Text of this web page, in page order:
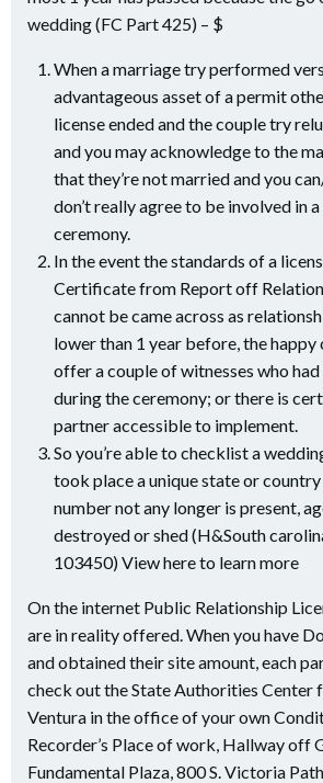
wedding (FC Part 425) – $
When a marriage try performed
advantageous asset of a permit
license ended and the couple try
and you may acknowledge to the
that they’re not married and you
don’t really agree to be involved in
ceremony.
In the event the standards of a
Certificate from Report off
cannot be came across as
lower than 1 year before, the happy
offer a couple of witnesses who
during the ceremony; or there is
partner accessible to implement.
So you’re able to checklist a
took place a unique state or country
number not any longer is present,
destroyed or shed (H&South
103450) View here to learn more
On the internet Public Relationship
are in reality offered. When you have
and obtained their site amount, each
check out the State Authorities Center
Ventura in the office of your own
Recorder’s Place of work, Hallway off
Fundamental Plaza, 800 S. Victoria